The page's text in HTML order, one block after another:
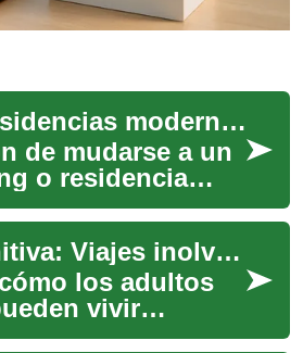
Vivir en residencias modernas: opciones para la tercera edad en Perú
de mudarse a un
o residencia
edad combina
Guía definitiva: Viajes inolvidables para la tercera edad
los adultos
vivir
de viaje